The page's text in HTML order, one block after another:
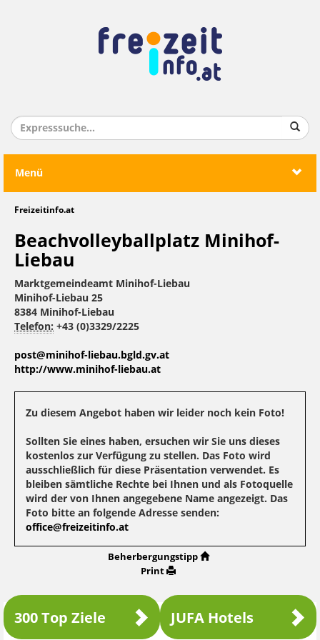
Menü
Freizeitinfo.at
Beachvolleyballplatz Minihof-
Liebau
Marktgemeindeamt Minihof-Liebau
Minihof-Liebau 25
8384 Minihof-Liebau
Telefon: +43 (0)3329/2225
post@minihof-liebau.bgld.gv.at
http://www.minihof-liebau.at
Zu diesem Angebot haben wir leider noch kein Foto!
Sollten Sie eines haben, ersuchen wir Sie uns dieses
kostenlos zur Verfügung zu stellen. Das Foto wird
ausschließlich für diese Präsentation verwendet. Es
bleiben sämtliche Rechte bei Ihnen und als Fotoquelle
wird der von Ihnen angegebene Name angezeigt. Das
Foto bitte an folgende Adresse senden:
office@freizeitinfo.at
Beherbergungstipp
Print
300 Top Ziele JUFA Hotels